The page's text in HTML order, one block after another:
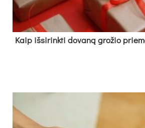
Kaip išsirinkti dovaną grožio